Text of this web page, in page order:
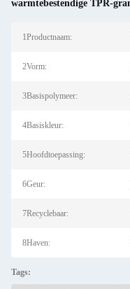
warmtebestendige TPR-
1Productnaam:
2Vorm:
3Basispolymeer:
4Basiskleur:
5Hoofdtoepassing:
6Geur:
7Recyclebaar:
8Haven:
Tags: